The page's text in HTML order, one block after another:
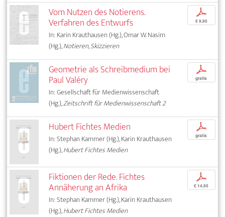
Vom Nutzen des Notierens.
Verfahren des Entwurfs
In: Karin Krauthausen (Hg.), Omar W. Nasim
(Hg.),Notieren, Skizzieren
p
€ 9,95
Geometrie als Schreibmedium bei
Paul Valéry
In: Gesellschaft für Medienwissenschaft
(Hg.),Zeitschrift für Medienwissenschaft 2
p
gratis
Hubert Fichtes Medien
In: Stephan Kammer (Hg.), Karin Krauthausen
(Hg.),Hubert Fichtes Medien
p
gratis
Fiktionen der Rede. Fichtes
Annäherung an Afrika
In: Stephan Kammer (Hg.), Karin Krauthausen
(Hg.),Hubert Fichtes Medien
p
€ 14,95